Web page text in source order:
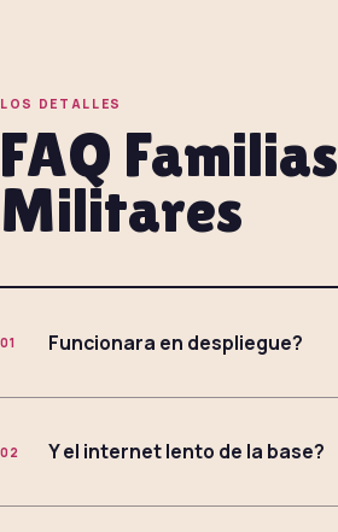
LOS DETALLES
FAQ Familias
Militares
01 Funcionara en despliegue?
02 Y el internet lento de la base?